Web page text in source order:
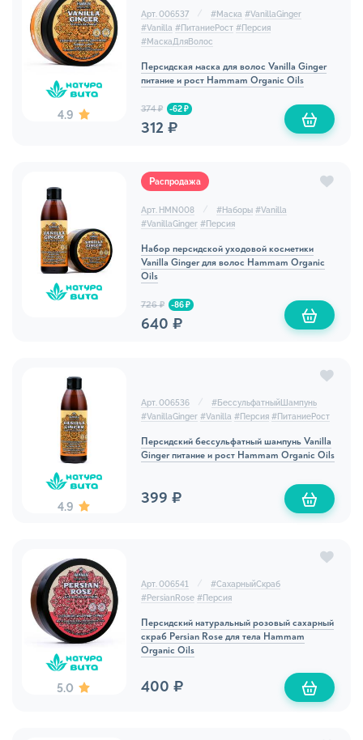
4.9
Арт. 006537 #Маска #VanillaGinger
#Vanilla #ПитаниеРост #Персия
#МаскаДляВолос
Персидская маска для волос Vanilla Ginger
питание и рост Hammam Organic Oils
374 ₽ -62 ₽
312 ₽
Распродажа
Арт. HMN008 #Наборы #Vanilla
#VanillaGinger #Персия
Набор персидской уходовой косметики
Vanilla Ginger для волос Hammam Organic
Oils
726 ₽ -86 ₽
640 ₽
4.9
Арт. 006536 #БессульфатныйШампунь
#VanillaGinger #Vanilla #Персия #ПитаниеРост
Персидский бессульфатный шампунь Vanilla
Ginger питание и рост Hammam Organic Oils
399 ₽
5.0
Арт. 006541 #СахарныйСкраб
#PersianRose #Персия
Персидский натуральный розовый сахарный
скраб Persian Rose для тела Hammam
Organic Oils
400 ₽